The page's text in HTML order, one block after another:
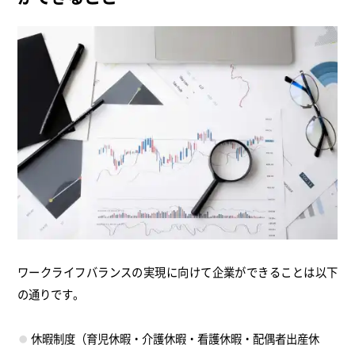
ワークライフバランスの実現に向けて企業ができることは以下
の通りです。
休暇制度（育児休暇・介護休暇・看護休暇・配偶者出産休